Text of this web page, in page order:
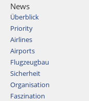
News
Überblick
Priority
Airlines
Airports
Flugzeugbau
Sicherheit
Organisation
Faszination